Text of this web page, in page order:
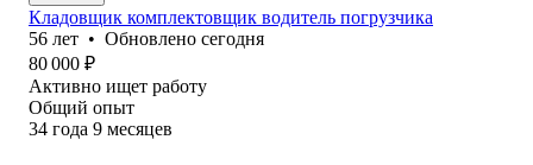
Кладовщик комплектовщик водитель погрузчика
56 лет • Обновлено сегодня
80 000 ₽
Активно ищет работу
Общий опыт
34 года 9 месяцев